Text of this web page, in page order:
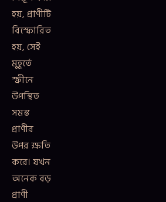
হয়, প্রাণীটি
বিস্ফোরিত
হয়, সেই
মুহূর্তে
স্ক্রীনে
উপস্থিত
সমস্ত
প্রাণীর
উপর ক্ষতি
করে। যখন
অনেক বড়
প্রাণী